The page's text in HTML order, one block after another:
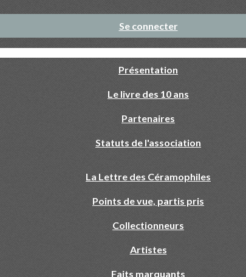
Se connecter
Présentation
Le livre des 10 ans
Partenaires
Statuts de l'association
La Lettre des Céramophiles
Points de vue, partis pris
Collectionneurs
Artistes
Faits marquants